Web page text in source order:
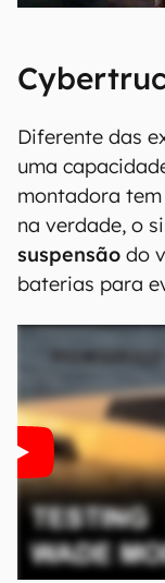
Diferente das
uma
montadora
na verdade, o
suspensão do
baterias para